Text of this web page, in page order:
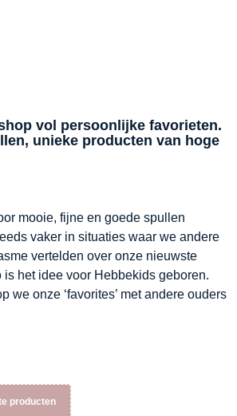
vol persoonlijke favorieten.
unieke producten van hoge
mooie, fijne en goede spullen
vaker in situaties waar we andere
vertelden over onze nieuwste
het idee voor Hebbekids geboren.
we onze ‘favorites’ met andere ouders
producten